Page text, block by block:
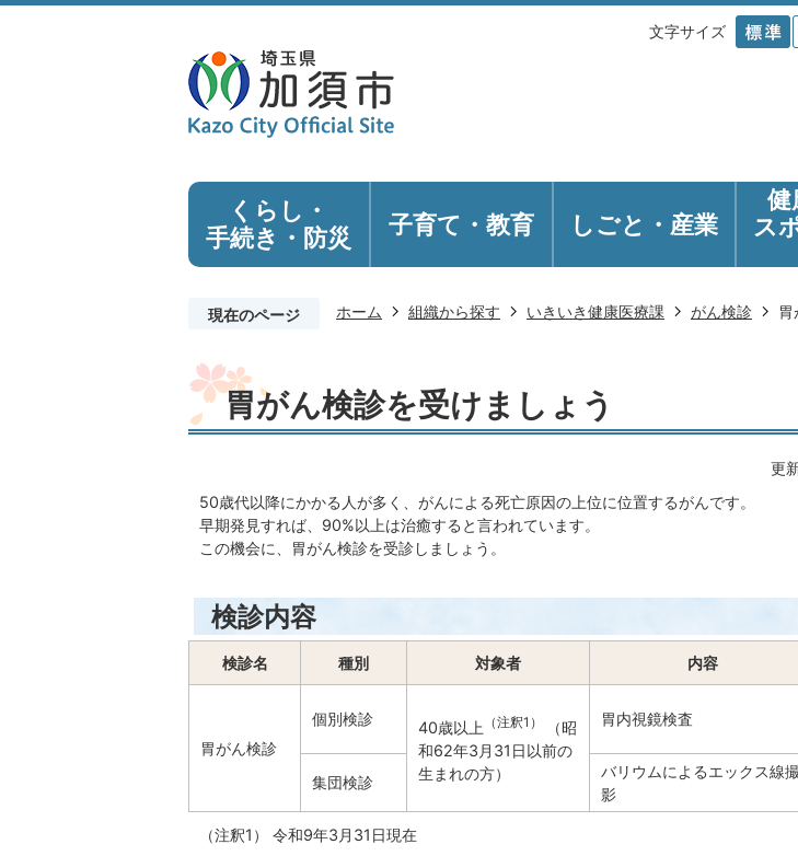
文字サイズ
くらし・
手続き ・防災 子育て・教育 しごと・産業
健
ス
現在のページ ホーム 組織から探す いきいき健康医療課 がん検診
胃がん検診を受けましょう
更
50歳代以降にかかる人が多く、がんによる死亡原因の上位に位置するがんです。
早期発見すれば、90%以上は治癒すると言われています。
この機会に、胃がん検診を受診しましょう。
検診内容
検診名 種別 対象者 内容
胃がん検診
個別検診 40歳以上 （注釈1）
（昭
和62年3月31日以前の
生まれの方）
胃内視鏡検査
集団検診
バリウムによるエックス線撮
影
（注釈1） 令和9年3月31日現在